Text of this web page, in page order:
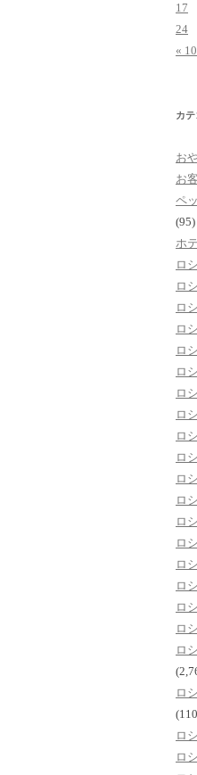
17
24
«
カ
お
お
ペ
(95)
ホ
ロ
ロ
ロ
ロ
ロ
ロ
ロ
ロ
ロ
ロ
ロ
ロ
ロ
ロ
ロ
ロ
ロ
ロ
ロ
ロ
ロ
ロ